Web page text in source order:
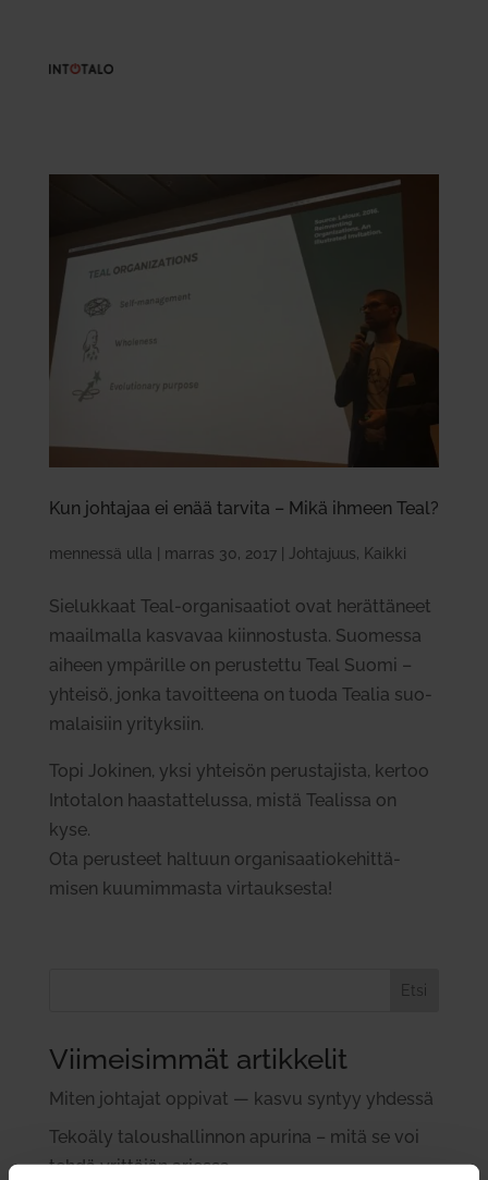
Kun joh­tajaa ei enää tarvita – Mikä ihmeen Teal?
mennessä ulla marras 30, 2017| Johtajuus, Kaikki
Sie­lukkaat Teal-orga­ni­saatiot ovat herät­täneet
maa­il­malla kas­vavaa kiin­nos­tusta. Suo­messa
aiheen ympä­rille on perus­tettu Teal Suomi –
yhteisö, jonka tavoit­teena on tuoda Tealia suo­
ma­laisiin yri­tyksiin.
Topi Jokinen, yksi yhteisön perus­ta­jista, kertoo
Into­talon haas­tat­te­lussa, mistä Tea­lissa on
kyse.
Ota perusteet haltuun orga­ni­saa­tio­ke­hit­tä­
misen kuu­mim­masta vir­tauk­sesta!
Etsi
Viimeisimmät artikkelit
Miten joh­tajat oppivat — kasvu syntyy yhdessä
Tekoäly talous­hal­linnon apurina – mitä se voi
tehdä yrit­täjän arjessa